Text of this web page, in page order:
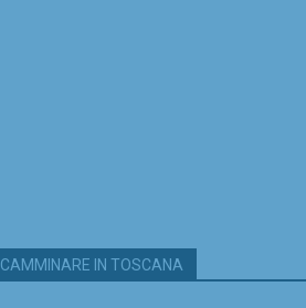
CAMMINARE IN TOSCANA